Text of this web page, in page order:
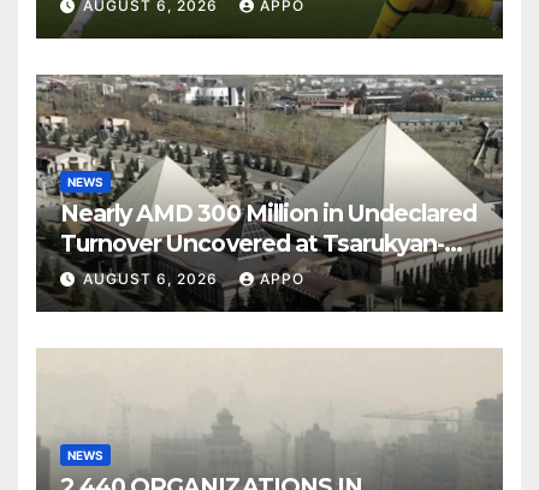
AUGUST 6, 2026 APPO
NEWS
Nearly AMD 300 Million in Undeclared
Turnover Uncovered at Tsarukyan-
Owned Entertainment Center
AUGUST 6, 2026 APPO
NEWS